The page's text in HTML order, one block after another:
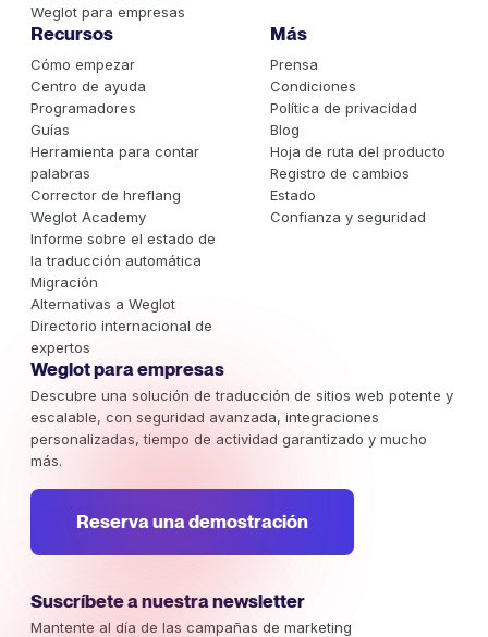
Weglot para empresas
Recursos
Cómo empezar
Centro de ayuda
Programadores
Guías
Herramienta para contar
palabras
Corrector de hreflang
Weglot Academy
Informe sobre el estado de
la traducción automática
Migración
Alternativas a Weglot
Directorio internacional de
expertos
Más
Prensa
Condiciones
Política de privacidad
Blog
Hoja de ruta del producto
Registro de cambios
Estado
Confianza y seguridad
Weglot para empresas
Descubre una solución de traducción de sitios web potente y
escalable, con seguridad avanzada, integraciones
personalizadas, tiempo de actividad garantizado y mucho
más.
Reserva una demostración
Suscríbete a nuestra newsletter
Mantente al día de las campañas de marketing